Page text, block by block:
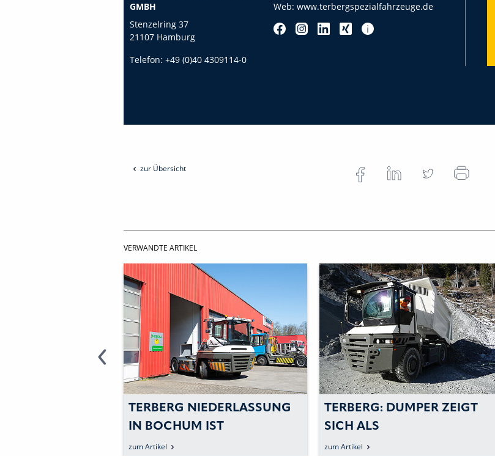
GMBH
Stenzelring 37
21107 Hamburg
Telefon: +49 (0)40 4309114-0
Web: www.terbergspezialfahrzeuge.de
zur Übersicht
VERWANDTE ARTIKEL
TERBERG NIEDERLASSUNG
IN BOCHUM IST
ANERKANNTER
zum Artikel
TERBERG: DUMPER ZEIGT
SICH ALS
MULTIFUNKTIONSFAHRZEUG
zum Artikel